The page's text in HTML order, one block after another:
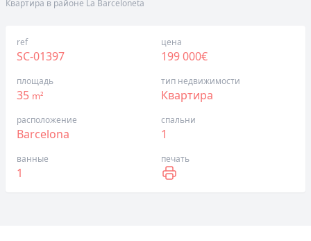
Квартира в районе La Barceloneta
ref
SC-01397
цена
199 000€
площадь
35 m²
тип недвижимости
Квартира
расположение
Barcelona
спальни
1
ванные
1
печать